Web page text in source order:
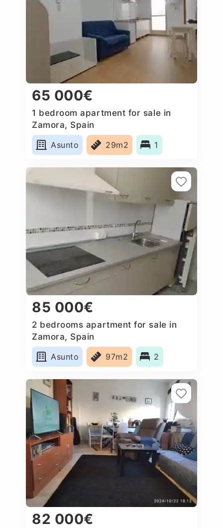
65 000€
1 bedroom apartment for sale in
Zamora, Spain
Asunto
29m2 1
85 000€
2 bedrooms apartment for sale in
Zamora, Spain
Asunto
97m2 2
82 000€